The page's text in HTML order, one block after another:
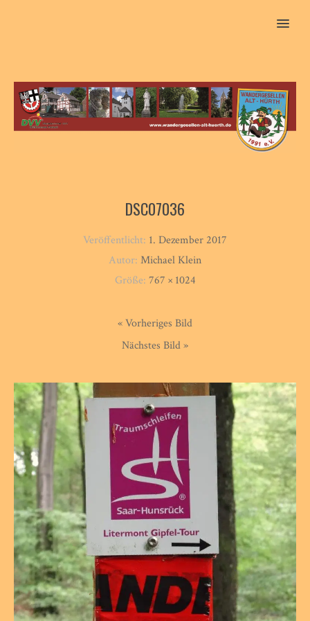
MENU
DSC07036
Veröffentlicht: 1. Dezember 2017
Autor: Michael Klein
Größe: 767 × 1024
« Vorheriges Bild
Nächstes Bild »